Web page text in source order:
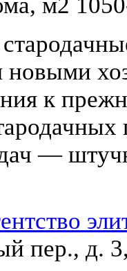
новыми
к
—
пер., д.